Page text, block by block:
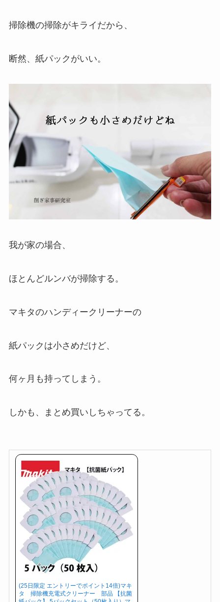
掃除機の掃除がキライだから、
断然、紙パックがいい。
我が家の場合、
ほとんどルンバが掃除する。
マキタのハンディークリーナーの
紙パックは小さめだけど、
何ヶ月も持ってしまう。
しかも、まとめ買いしちゃってる。
(25日限定 エントリーでポイント14倍)マキ
タ 掃除機充電式クリーナー 部品 【抗菌